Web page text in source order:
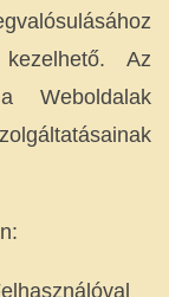
Az
Weboldalak